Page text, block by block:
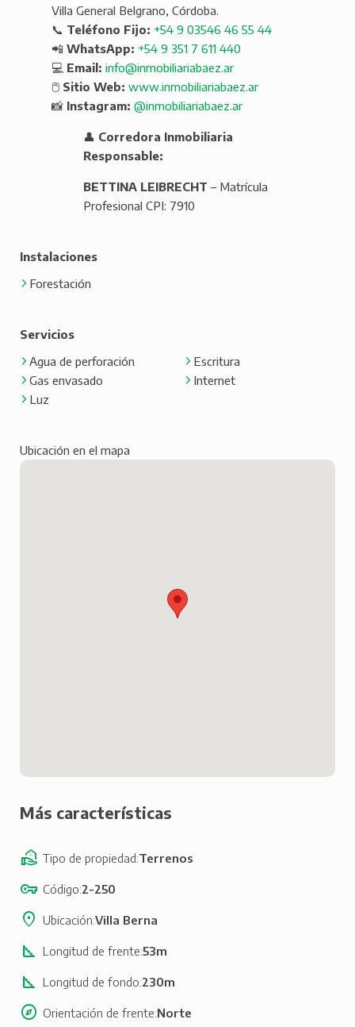
Villa General Belgrano, Córdoba.
📞 Teléfono Fijo: +54 9 03546 46 55 44
📲 WhatsApp: +54 9 351 7 611 440
💻 Email: info@inmobiliariabaez.ar
🖱️ Sitio Web: www.inmobiliariabaez.ar
📸 Instagram: @inmobiliariabaez.ar
👤 Corredora Inmobiliaria
Responsable:
BETTINA LEIBRECHT – Matrícula
Profesional CPI: 7910
Instalaciones
Forestación
Servicios
Agua de perforación
Escritura
Gas envasado
Internet
Luz
Ubicación en el mapa
Más características
Tipo de propiedad Terrenos
Código 2-250
Ubicación Villa Berna
Longitud de frente 53m
Longitud de fondo 230m
Orientación de frente Norte